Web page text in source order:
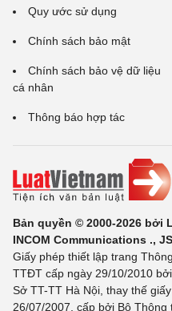
Quy ước sử dụng
Chính sách bảo mật
Chính sách bảo vệ dữ liệu
cá nhân
Thông báo hợp tác
Bản quyền © 2000-2026 bởi
INCOM Communications .,
Giấy phép thiết lập trang
TTĐT cấp ngày 29/10/2010 bởi
Sở TT-TT Hà Nội, thay thế
26/07/2007, cấp bởi Bộ Thông